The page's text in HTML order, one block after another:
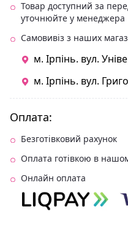
Товар доступний за
уточнюйте у менеджера
Самовивіз з наших
м. Ірпінь. вул.
м. Ірпінь. вул.
Оплата:
Безготівковий рахунок
Оплата готівкою в
Онлайн оплата